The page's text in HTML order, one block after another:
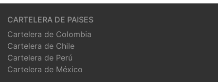
CARTELERA DE PAISES
Cartelera de Colombia
Cartelera de Chile
Cartelera de Perú
Cartelera de México